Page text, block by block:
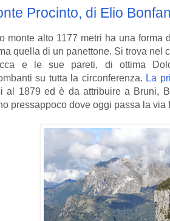
Procinto, di Elio
monte alto 1177 metri ha una forma
quella di un panettone. Si trova nel
e le sue pareti, di ottima
su tutta la circonferenza. La
al 1879 ed è da attribuire a Bruni,
pressappoco dove oggi passa la via